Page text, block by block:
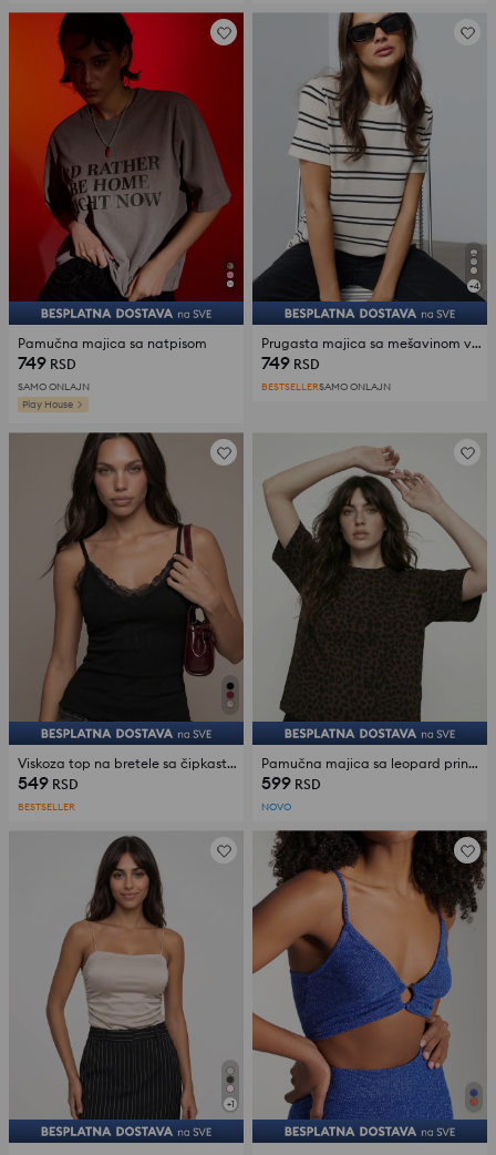
Pamučna majica sa natpisom
749 RSD
SAMO ONLAJN
Play House
+4
Prugasta majica sa mešavinom viskoze
749 RSD
BESTSELLERSAMO ONLAJN
Viskoza top na bretele sa čipkastim detaljem
549 RSD
BESTSELLER
Pamučna majica sa leopard printom
599 RSD
NOVO
+1